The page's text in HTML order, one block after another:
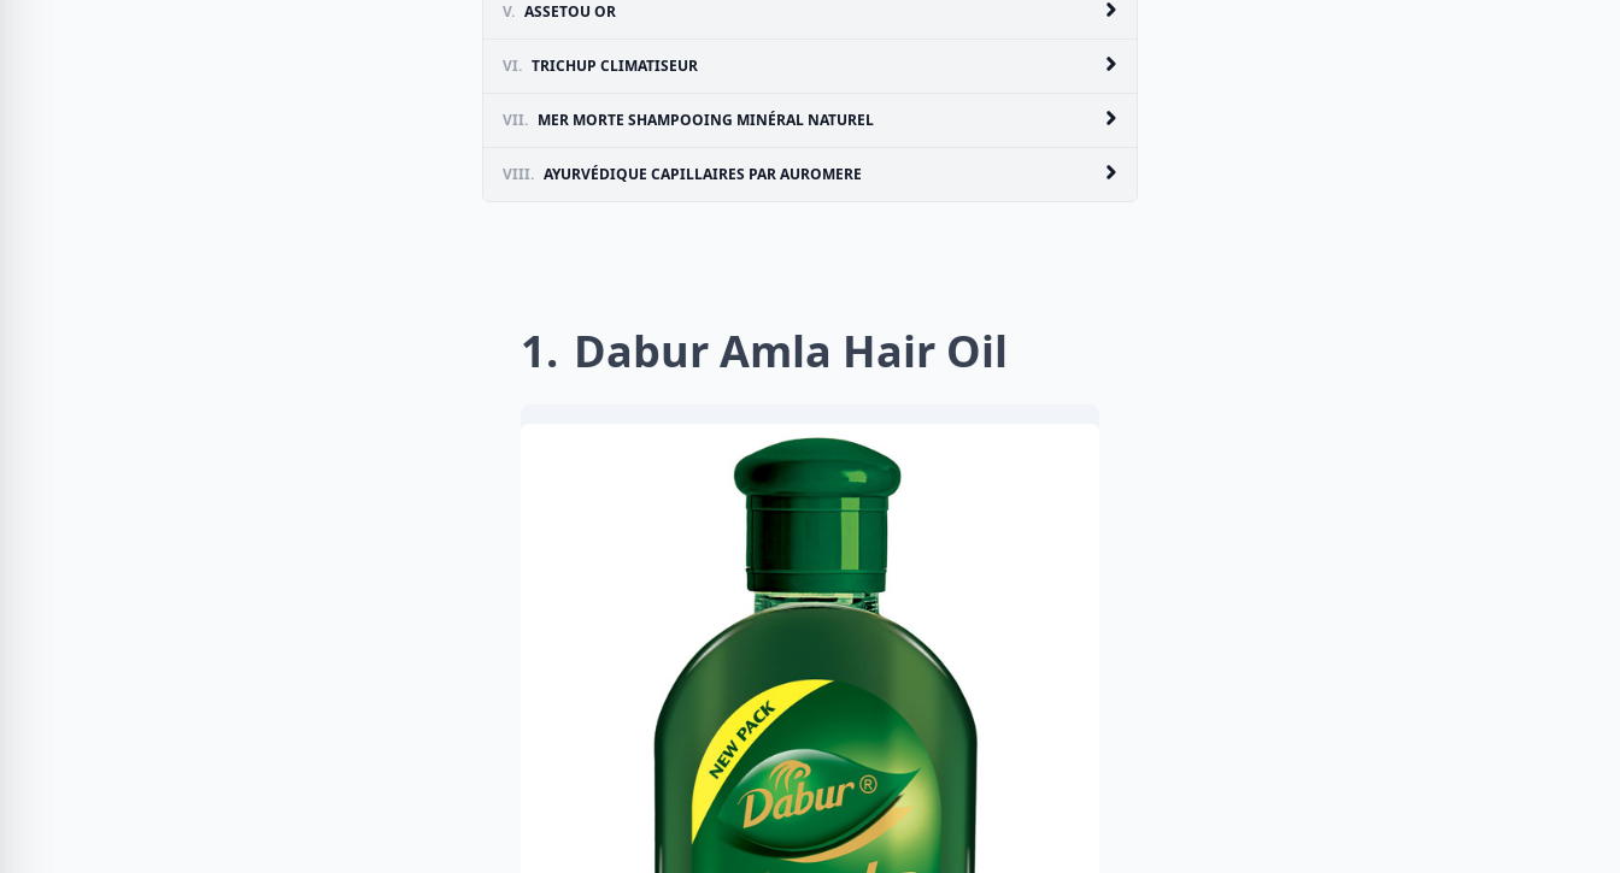
V. ASSETOU OR
VI. TRICHUP CLIMATISEUR
VII. MER MORTE SHAMPOOING MINÉRAL NATUREL
VIII. AYURVÉDIQUE CAPILLAIRES PAR AUROMERE
1 Dabur Amla Hair Oil